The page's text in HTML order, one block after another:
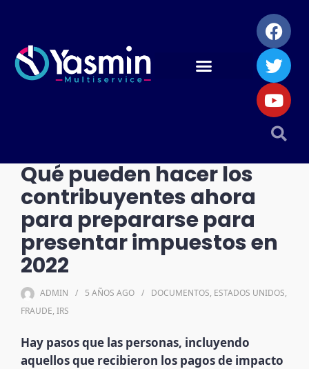
Qué pueden hacer los
contribuyentes ahora
para prepararse para
presentar impuestos en
2022
ADMIN 5 AÑOS AGO DOCUMENTOS, ESTADOS UNIDOS,
FRAUDE, IRS
Hay pasos que las personas, incluyendo
aquellos que recibieron los pagos de impacto